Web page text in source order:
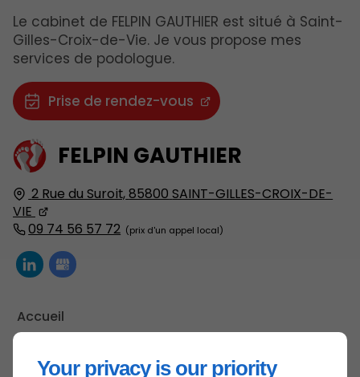
Your privacy is our priority
FELPIN GAUTHIER
2 Rue du Suroit,85800 SAINT-GILLES-CROIX-DE-
VIE
09 74 56 57 72
Accueil
Mentions légales
Le cabinet de FELPIN GAUTHIER est situé à Saint-
Gilles-Croix-de-Vie. Je vous propose mes
services de podologue.
Prise de rendez-vous